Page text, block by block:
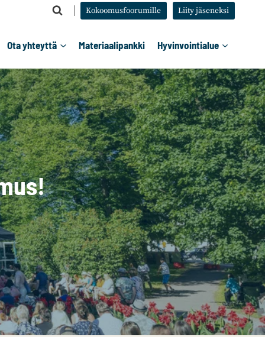
Kokoomusfoorumille Liity jäseneksi
Ota yhteyttä Materiaalipankki Hyvinvointialue